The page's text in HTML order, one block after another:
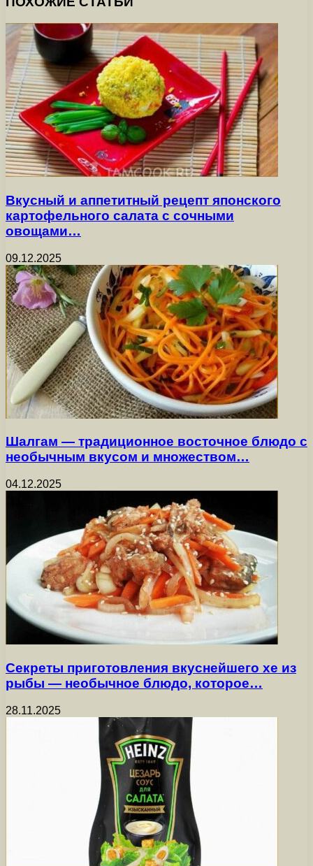
Вкусный и аппетитный рецепт японского
картофельного салата с сочными
овощами…
09.12.2025
Шалгам — традиционное восточное блюдо с
необычным вкусом и множеством…
04.12.2025
Секреты приготовления вкуснейшего хе из
рыбы — необычное блюдо, которое…
28.11.2025